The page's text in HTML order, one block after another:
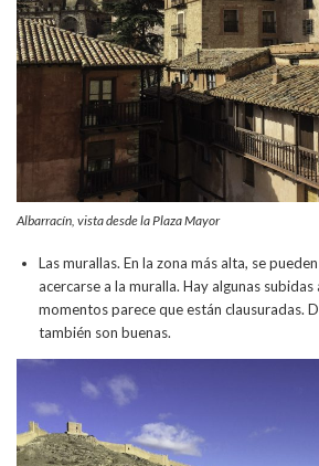
Albarracín, vista desde la Plaza Mayor
Las murallas. En la zona más alta, se
acercarse a la muralla. Hay algunas
momentos parece que están clausuradas.
también son buenas.